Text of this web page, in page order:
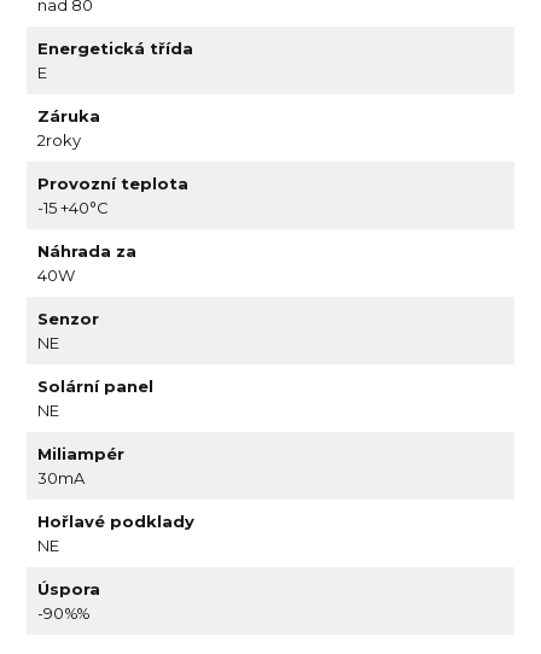
nad 80
Energetická třída
E
Záruka
2roky
Provozní teplota
-15 +40°C
Náhrada za
40W
Senzor
NE
Solární panel
NE
Miliampér
30mA
Hořlavé podklady
NE
Úspora
-90%%